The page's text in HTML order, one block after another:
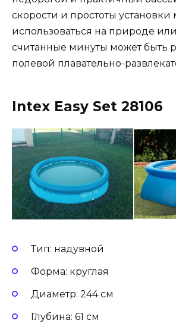
скорости и простоты установки
использоваться на природе
считанные минуты может быть
полевой плавательно-
Intex Easy Set 28106
Тип: надувной
Форма: круглая
Диаметр: 244 см
Глубина: 61 см